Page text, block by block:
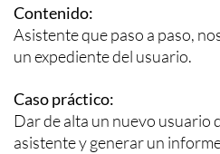
Contenido:
Asistente que paso a paso,
un expediente del usuario.
Caso práctico:
Dar de alta un nuevo usuario
asistente y generar un